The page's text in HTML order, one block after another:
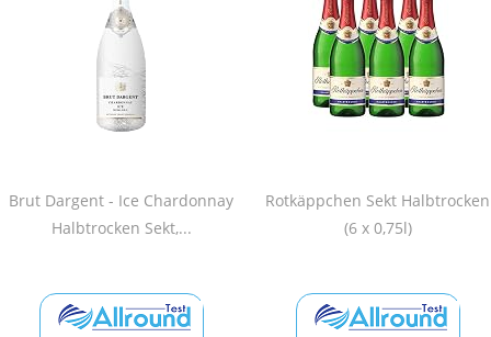
Brut Dargent - Ice Chardonnay
Halbtrocken Sekt,...
Rotkäppchen Sekt Halbtrocken
(6 x 0,75l)